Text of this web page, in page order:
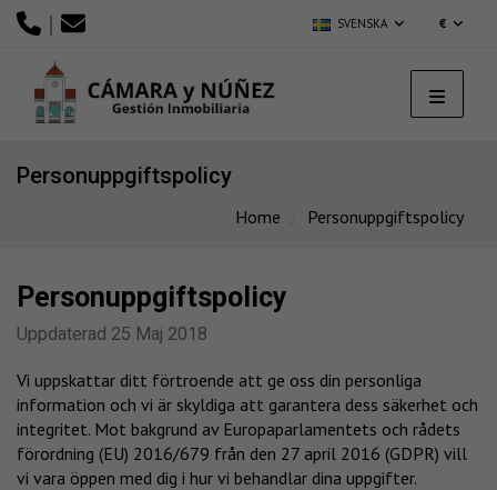
| SVENSKA €
Personuppgiftspolicy
Home Personuppgiftspolicy
Personuppgiftspolicy
Uppdaterad 25 Maj 2018
Vi uppskattar ditt förtroende att ge oss din personliga
information och vi är skyldiga att garantera dess säkerhet och
integritet. Mot bakgrund av Europaparlamentets och rådets
förordning (EU) 2016/679 från den 27 april 2016 (GDPR) vill
vi vara öppen med dig i hur vi behandlar dina uppgifter.